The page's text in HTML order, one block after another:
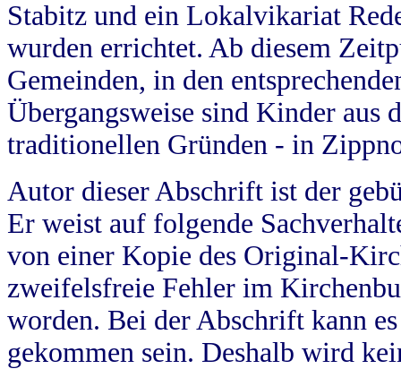
Stabitz und ein Lokalvikariat
wurden errichtet. Ab diesem
Gemeinden, in den
Übergangsweise sind Kinder aus
traditionellen Gründen - in
Autor dieser Abschrift ist der
Er weist auf folgende
von einer Kopie des Original-
zweifelsfreie Fehler im
worden. Bei der Abschrift kann
gekommen sein. Deshalb wird